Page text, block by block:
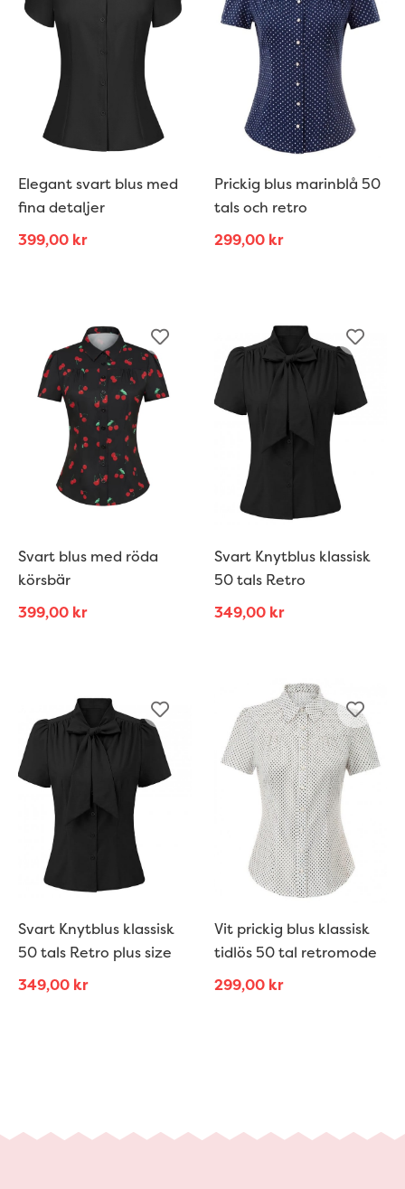
Elegant svart blus med
fina detaljer
399,00 kr
Prickig blus marinblå 50
tals och retro
299,00 kr
Svart blus med röda
körsbär
399,00 kr
Svart Knytblus klassisk
50 tals Retro
349,00 kr
Svart Knytblus klassisk
50 tals Retro plus size
349,00 kr
Vit prickig blus klassisk
tidlös 50 tal retromode
299,00 kr